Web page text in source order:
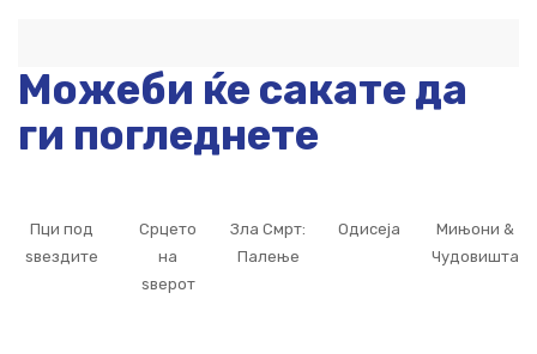
Можеби ќе сакате да
ги погледнете
Пци под
ѕвездите
Срцето
на
ѕверот
Зла Смрт:
Палење
Одисеја
Мињони &
Чудовишта